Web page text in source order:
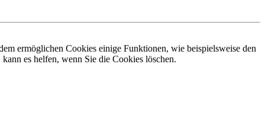
ermöglichen Cookies einige Funktionen, wie beispielsweise den
es helfen, wenn Sie die Cookies löschen.